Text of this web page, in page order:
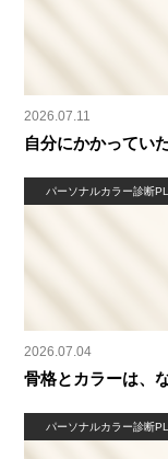
2026.07.11
自分にかかってい
パーソナルカラー診断
2026.07.04
骨格とカラーは、
パーソナルカラー診断